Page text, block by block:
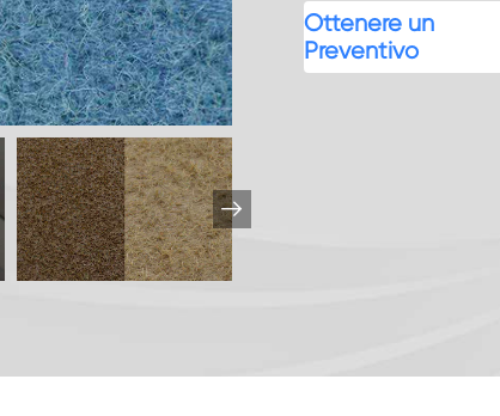

Ottenere un
Preventivo